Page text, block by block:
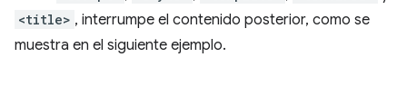
<title> , interrumpe el contenido posterior, como se
muestra en el siguiente ejemplo.